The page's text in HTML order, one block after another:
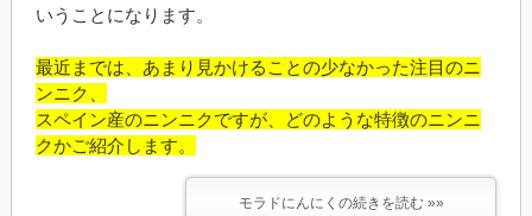
いうことになります。
最近までは、あまり見かけることの少なかった注目のニ
ンニク、
スペイン産のニンニクですが、どのような特徴のニンニ
クかご紹介します。
モラドにんにくの続きを読む »»